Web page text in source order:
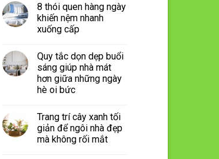
8 thói quen hàng ngày
khiến nệm nhanh
xuống cấp
Quy tắc dọn dẹp buổi
sáng giúp nhà mát
hơn giữa những ngày
hè oi bức
Trang trí cây xanh tối
giản để ngôi nhà đẹp
mà không rối mắt